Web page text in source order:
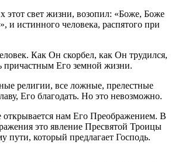
этот свет жизни, возопил: «Боже, Боже
и истинного человека, распятого при
Как Он скорбел, как Он трудился,
причастным Его земной жизни.
религии, все ложные, прелестные
Его благодать. Но это невозможно.
открывается нам Его Преображением. В
это явление Пресвятой Троицы
пути, который предлагает Господь.